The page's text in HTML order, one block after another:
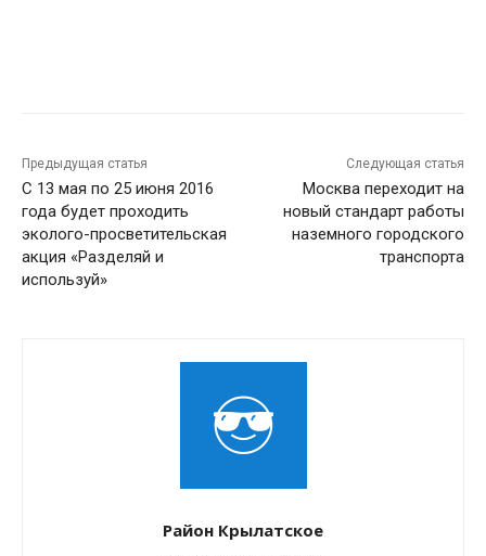
Предыдущая статья
С 13 мая по 25 июня 2016
года будет проходить
эколого-просветительская
акция «Разделяй и
используй»
Следующая статья
Москва переходит на
новый стандарт работы
наземного городского
транспорта
Район Крылатское